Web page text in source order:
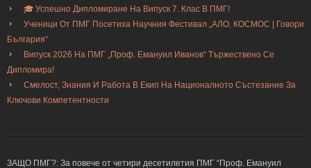
🎓 Успешно Дипломиране На Випуск 7. Клас В ПМГ!
Ученици От ПМГ Посетиха Научния Фестивал „АЛО, КОСМОС | Говори
България“
Випуск 2026 На ПМГ „Проф. Емануил Иванов“ Тържествено Се
Дипломира!
Смелост, Знания И Работа В Екип На Националното Състезание За
Ключови Компетентности
ЗАЩО ПМГ?: За повече от четири десетилетия ПМГ “Проф. Емануил